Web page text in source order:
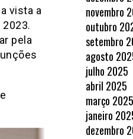
vista a
pela
novembro
outubro
setembro
agosto
julho 2025
abril 2025
março 2025
janeiro
dezembro